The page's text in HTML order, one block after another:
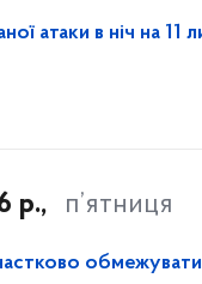
атаки в ніч на
р., п’ятниця
частково